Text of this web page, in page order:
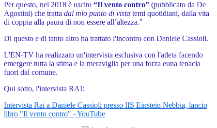
Per questo, nel 2018 è uscito “Il vento contro” (pubblicato da De
Agostini) che tratta dal mio punto di vista temi quotidiani, dalla vita
di coppia alla paura di non essere all’altezza."
Di questo e di tanto altro ha trattato l'incontro con Daniele Cassioli.
L'EN-TV ha realizzato un'intervista esclusiva con l'atleta facendo
emergere tutta la stima e la meraviglia per una forza euna tenacia
fuori dal comune.
Qui sotto, l'intervista RAI:
Intervista Rai a Daniele Cassioli presso IIS Einstein Nebbia, lancio
libro "Il vento contro" - YouTube